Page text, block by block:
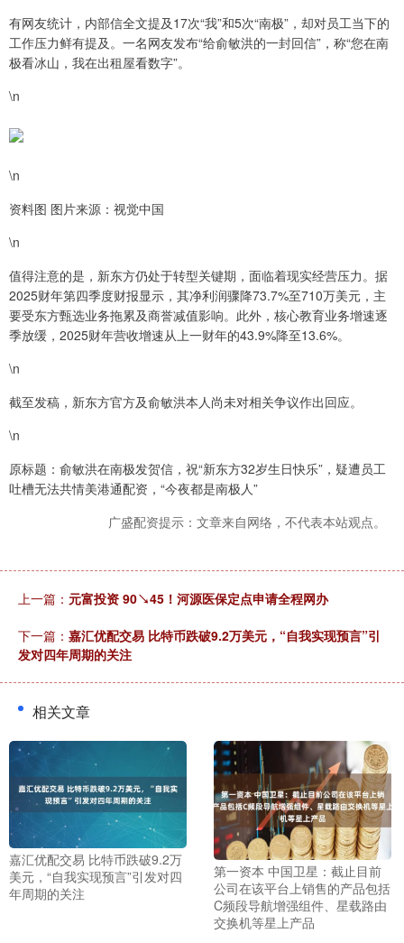
有网友统计，内部信全文提及17次“我”和5次“南极”，却对员工当下的
工作压力鲜有提及。一名网友发布“给俞敏洪的一封回信”，称“您在南
极看冰山，我在出租屋看数字”。
\n
\n
资料图 图片来源：视觉中国
\n
值得注意的是，新东方仍处于转型关键期，面临着现实经营压力。据
2025财年第四季度财报显示，其净利润骤降73.7%至710万美元，主
要受东方甄选业务拖累及商誉减值影响。此外，核心教育业务增速逐
季放缓，2025财年营收增速从上一财年的43.9%降至13.6%。
\n
截至发稿，新东方官方及俞敏洪本人尚未对相关争议作出回应。
\n
原标题：俞敏洪在南极发贺信，祝“新东方32岁生日快乐”，疑遭员工
吐槽无法共情美港通配资，“今夜都是南极人”
广盛配资提示：文章来自网络，不代表本站观点。
上一篇： 元富投资 90↘45！河源医保定点申请全程网办
下一篇： 嘉汇优配交易 比特币跌破9.2万美元，“自我实现预言”引
发对四年周期的关注
相关文章
嘉汇优配交易 比特币跌破9.2万
美元，“自我实现预言”引发对四
年周期的关注
第一资本 中国卫星：截止目前
公司在该平台上销售的产品包括
C频段导航增强组件、星载路由
交换机等星上产品